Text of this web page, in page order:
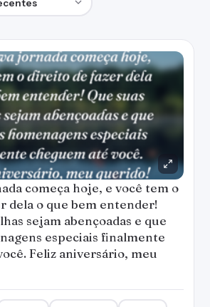
começa hoje, e você tem o
dela o que bem entender!
sejam abençoadas e que
especiais finalmente
Feliz aniversário, meu